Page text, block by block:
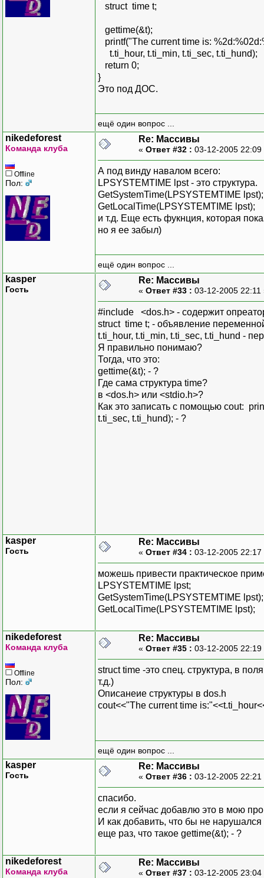
struct time t;
gettime(&t);
printf("The current time is:
t.ti_hour, t.ti_min, t.ti_sec, t.ti_hund);
return 0;
}
Это под ДОС.
ещё один вопрос ...
nikedeforest
Команда клуба
Offline
Пол:
Re: Массивы
« Ответ #32 : 03-12-2005
А под винду навалом всего:
LPSYSTEMTIME lpst - это структура.
GetSystemTime(LPSYSTEMTIME lpst);
GetLocalTime(LPSYSTEMTIME lpst);
и т.д. Еще есть фукнция, которая
но я ее забыл)
ещё один вопрос ...
kasper
Гость
Re: Массивы
« Ответ #33 : 03-12-2005
#include <dos.h> - содержит
struct time t; - объявление
t.ti_hour, t.ti_min, t.ti_sec, t.ti_hund -
Я правильно понимаю?
Тогда, что это:
gettime(&t); - ?
Где сама структура time?
в <dos.h> или <stdio.h>?
Как это записать с помощью cout:
t.ti_sec, t.ti_hund); - ?
kasper
Гость
Re: Массивы
« Ответ #34 : 03-12-2005
можешь привести практическое
LPSYSTEMTIME lpst;
GetSystemTime(LPSYSTEMTIME lpst);
GetLocalTime(LPSYSTEMTIME lpst);
nikedeforest
Команда клуба
Offline
Пол:
Re: Массивы
« Ответ #35 : 03-12-2005
struct time -это спец. структура, в
т.д.)
Описанеие структуры в dos.h
cout<<"The current time
ещё один вопрос ...
kasper
Гость
Re: Массивы
« Ответ #36 : 03-12-2005
спасибо.
если я сейчас добавлю это в мою
И как добавить, что бы не
еще раз, что такое gettime(&t); - ?
nikedeforest
Команда клуба
Re: Массивы
« Ответ #37 : 03-12-2005